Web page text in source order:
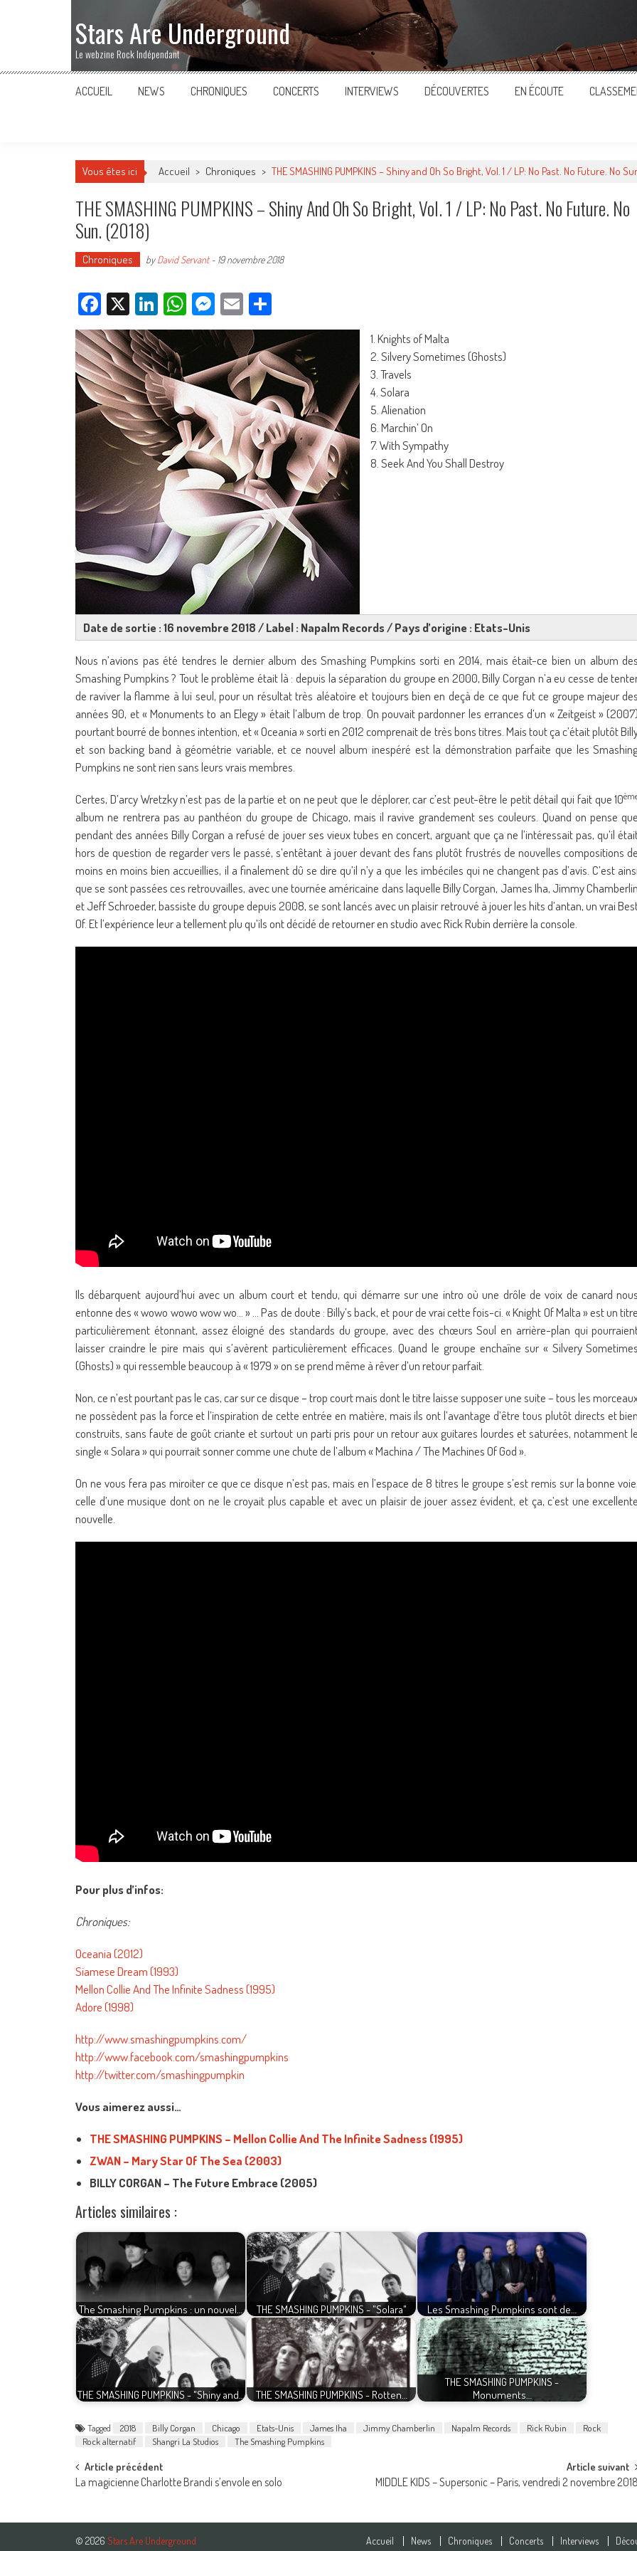
Stars Are Underground
Le webzine Rock Indépendant
ACCUEIL NEWS CHRONIQUES CONCERTS INTERVIEWS DÉCOUVERTES EN ÉCOUTE
Vous êtes ici Accueil > Chroniques > THE SMASHING PUMPKINS – Shiny and Oh So Bright, Vol. 1 / LP: No Past. No Future. No
THE SMASHING PUMPKINS – Shiny And Oh So Bright, Vol. 1 / LP: No Past. No Future. No
Sun. (2018)
Chroniques byDavid Servant- 19 novembre 2018
Facebook
X LinkedIn
WhatsApp
Messenger
Email
1. Knights of Malta
2. Silvery Sometimes (Ghosts)
3. Travels
4. Solara
5. Alienation
6. Marchin’ On
7. With Sympathy
8. Seek And You Shall Destroy
Date de sortie : 16 novembre 2018 / Label : Napalm Records / Pays d’origine : Etats-Unis
Nous n’avions pas été tendres le dernier album des Smashing Pumpkins sorti en 2014, mais était-ce bien un album des
Smashing Pumpkins ? Tout le problème était là : depuis la séparation du groupe en 2000, Billy Corgan n’a eu cesse de
de raviver la flamme à lui seul, pour un résultat très aléatoire et toujours bien en deçà de ce que fut ce groupe majeur des
années 90, et « Monuments to an Elegy » était l’album de trop. On pouvait pardonner les errances d’un « Zeitgeist » (2007)
pourtant bourré de bonnes intention, et « Oceania » sorti en 2012 comprenait de très bons titres. Mais tout ça c’était plutôt
et son backing band à géométrie variable, et ce nouvel album inespéré est la démonstration parfaite que les
Pumpkins ne sont rien sans leurs vrais membres.
Certes, D’arcy Wretzky n’est pas de la partie et on ne peut que le déplorer, car c’est peut-être le petit détail qui fait que 10
album ne rentrera pas au panthéon du groupe de Chicago, mais il ravive grandement ses couleurs. Quand on pense que
pendant des années Billy Corgan a refusé de jouer ses vieux tubes en concert, arguant que ça ne l’intéressait pas, qu’il
hors de question de regarder vers le passé, s’entêtant à jouer devant des fans plutôt frustrés de nouvelles compositions de
moins en moins bien accueillies, il a finalement dû se dire qu’il n’y a que les imbéciles qui ne changent pas d’avis. C’est
que se sont passées ces retrouvailles, avec une tournée américaine dans laquelle Billy Corgan, James Iha, Jimmy Chamberlin
et Jeff Schroeder, bassiste du groupe depuis 2008, se sont lancés avec un plaisir retrouvé à jouer les hits d’antan, un vrai
Of. Et l’expérience leur a tellement plu qu’ils ont décidé de retourner en studio avec Rick Rubin derrière la console.
Ils débarquent aujourd’hui avec un album court et tendu, qui démarre sur une intro où une drôle de voix de canard nous
entonne des « wowo wowo wow wo… » … Pas de doute : Billy’s back, et pour de vrai cette fois-ci. « Knight Of Malta » est un titre
particulièrement étonnant, assez éloigné des standards du groupe, avec des chœurs Soul en arrière-plan qui
laisser craindre le pire mais qui s’avèrent particulièrement efficaces. Quand le groupe enchaîne sur « Silvery Sometimes
(Ghosts) » qui ressemble beaucoup à « 1979 » on se prend même à rêver d’un retour parfait.
Non, ce n’est pourtant pas le cas, car sur ce disque – trop court mais dont le titre laisse supposer une suite – tous les
ne possèdent pas la force et l’inspiration de cette entrée en matière, mais ils ont l’avantage d’être tous plutôt directs et bien
construits, sans faute de goût criante et surtout un parti pris pour un retour aux guitares lourdes et saturées, notamment le
single « Solara » qui pourrait sonner comme une chute de l’album « Machina / The Machines Of God ».
On ne vous fera pas miroiter ce que ce disque n’est pas, mais en l’espace de 8 titres le groupe s’est remis sur la bonne voie,
celle d’une musique dont on ne le croyait plus capable et avec un plaisir de jouer assez évident, et ça, c’est une excellente
nouvelle.
Pour plus d’infos:
Chroniques:
Oceania (2012)
Siamese Dream (1993)
Mellon Collie And The Infinite Sadness (1995)
Adore (1998)
http://www.smashingpumpkins.com/
http://www.facebook.com/smashingpumpkins
http://twitter.com/smashingpumpkin
Vous aimerez aussi…
THE SMASHING PUMPKINS – Mellon Collie And The Infinite Sadness (1995)
ZWAN – Mary Star Of The Sea (2003)
BILLY CORGAN – The Future Embrace (2005)
Articles similaires :
The Smashing Pumpkins : un nouvel… THE SMASHING PUMPKINS - "Solara" Les Smashing Pumpkins sont de…
THE SMASHING PUMPKINS - "Shiny and… THE SMASHING PUMPKINS - Rotten…
THE SMASHING PUMPKINS -
Monuments…
Tagged 2018 Billy Corgan Chicago Etats-Unis James Iha Jimmy Chamberlin Napalm Records Rick Rubin
Rock
Rock alternatif
Shangri La Studios The Smashing Pumpkins
Post
navigation
Article précédent
La magicienne Charlotte Brandi s’envole en solo
Article suivant
MIDDLE KIDS – Supersonic – Paris, vendredi 2 novembre 2018
© 2026 Stars Are Underground Accueil News Chroniques Concerts Interviews